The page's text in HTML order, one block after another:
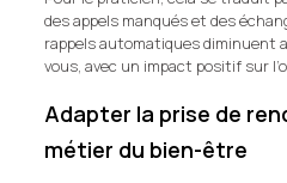
des appels manqués et des
rappels automatiques diminuent
vous, avec un impact positif sur
Adapter la prise de
métier du bien-être